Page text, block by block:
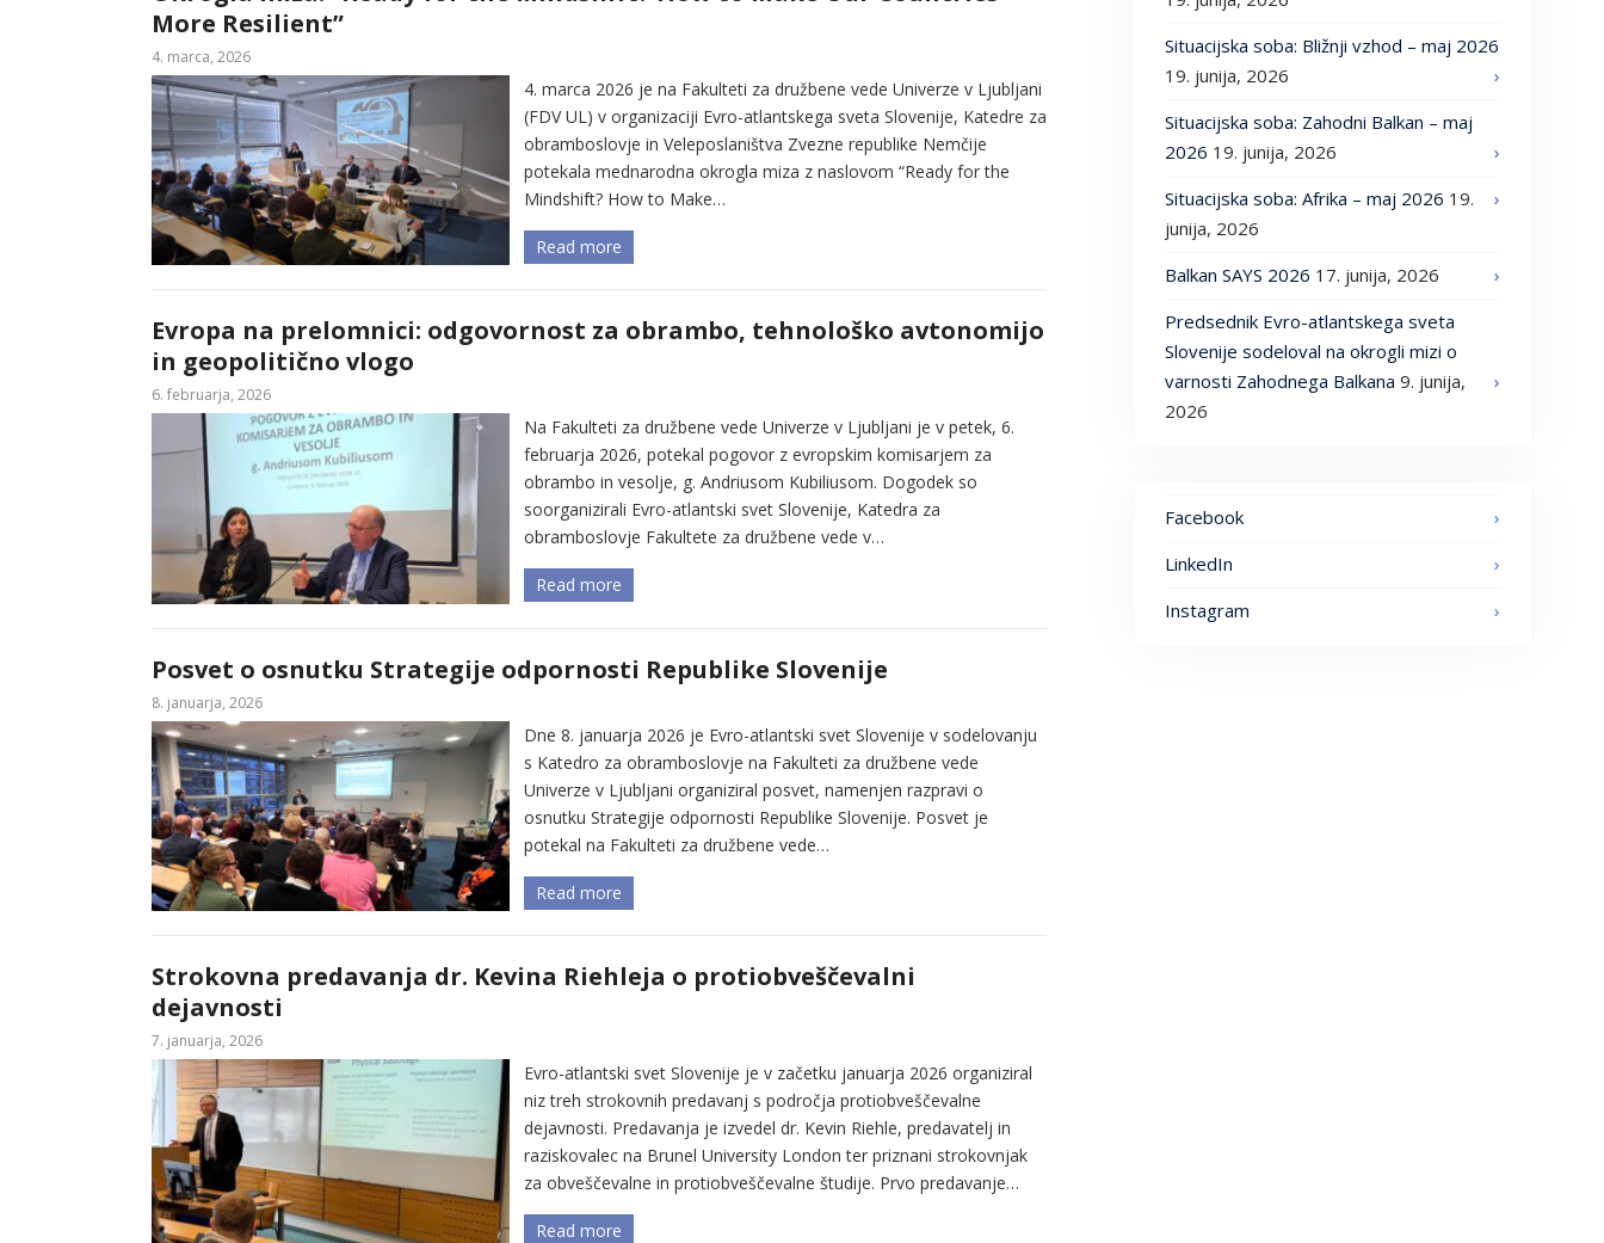
More Resilient”
4. marca, 2026
4. marca 2026 je na Fakulteti za družbene vede Univerze v Ljubljani
(FDV UL) v organizaciji Evro-atlantskega sveta Slovenije, Katedre za
obramboslovje in Veleposlaništva Zvezne republike Nemčije
potekala mednarodna okrogla miza z naslovom “Ready for the
Mindshift? How to Make…
Read more
Evropa na prelomnici: odgovornost za obrambo, tehnološko avtonomijo
in geopolitično vlogo
6. februarja, 2026
Na Fakulteti za družbene vede Univerze v Ljubljani je v petek, 6.
februarja 2026, potekal pogovor z evropskim komisarjem za
obrambo in vesolje, g. Andriusom Kubiliusom. Dogodek so
soorganizirali Evro-atlantski svet Slovenije, Katedra za
obramboslovje Fakultete za družbene vede v…
Read more
Posvet o osnutku Strategije odpornosti Republike Slovenije
8. januarja, 2026
Dne 8. januarja 2026 je Evro-atlantski svet Slovenije v sodelovanju
s Katedro za obramboslovje na Fakulteti za družbene vede
Univerze v Ljubljani organiziral posvet, namenjen razpravi o
osnutku Strategije odpornosti Republike Slovenije. Posvet je
potekal na Fakulteti za družbene vede…
Read more
Strokovna predavanja dr. Kevina Riehleja o protiobveščevalni
dejavnosti
7. januarja, 2026
Evro-atlantski svet Slovenije je v začetku januarja 2026 organiziral
niz treh strokovnih predavanj s področja protiobveščevalne
dejavnosti. Predavanja je izvedel dr. Kevin Riehle, predavatelj in
raziskovalec na Brunel University London ter priznani strokovnjak
za obveščevalne in protiobveščevalne študije. Prvo predavanje…
Read more
Situacijska soba: Bližnji vzhod – maj 2026
19. junija, 2026
Situacijska soba: Zahodni Balkan – maj
2026 19. junija, 2026
Situacijska soba: Afrika – maj 2026 19.
junija, 2026
Balkan SAYS 2026 17. junija, 2026
Predsednik Evro-atlantskega sveta
Slovenije sodeloval na okrogli mizi o
varnosti Zahodnega Balkana 9. junija,
2026
Facebook
LinkedIn
Instagram